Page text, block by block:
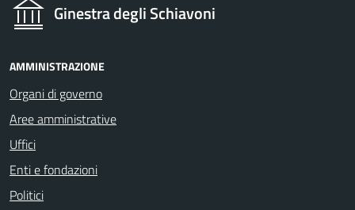
Ginestra degli Schiavoni
AMMINISTRAZIONE
Organi di governo
Aree amministrative
Uffici
Enti e fondazioni
Politici